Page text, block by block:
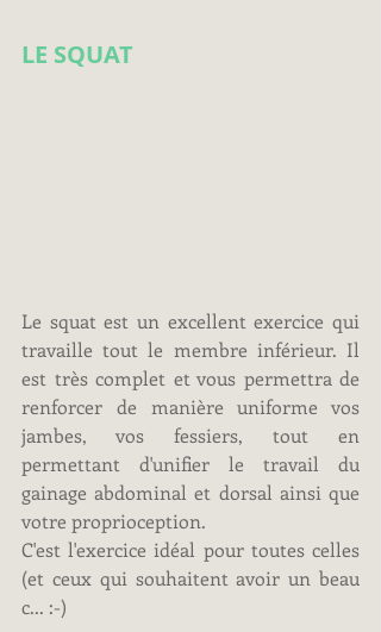
LE SQUAT
Le squat est un excellent exercice qui
travaille tout le membre inférieur. Il
est très complet et vous permettra de
renforcer de manière uniforme vos
jambes, vos fessiers, tout en
permettant d'unifier le travail du
gainage abdominal et dorsal ainsi que
votre proprioception.
C'est l'exercice idéal pour toutes celles
(et ceux qui souhaitent avoir un beau
c... :-)